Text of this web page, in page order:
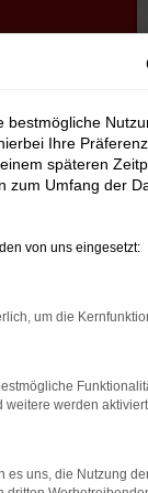
viele
Vorteil liegt auf
Klingt gut?
bestmögliche
Ihre
späteren
zum Umfang der
von uns eingesetzt:
um die
weitere werden
es uns, die Nutzung